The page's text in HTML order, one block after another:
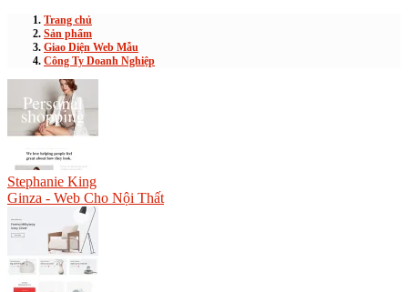
Trang chủ
Sản phẩm
Giao Diện Web Mẫu
Công Ty Doanh Nghiệp
Stephanie King
Ginza - Web Cho Nội Thất